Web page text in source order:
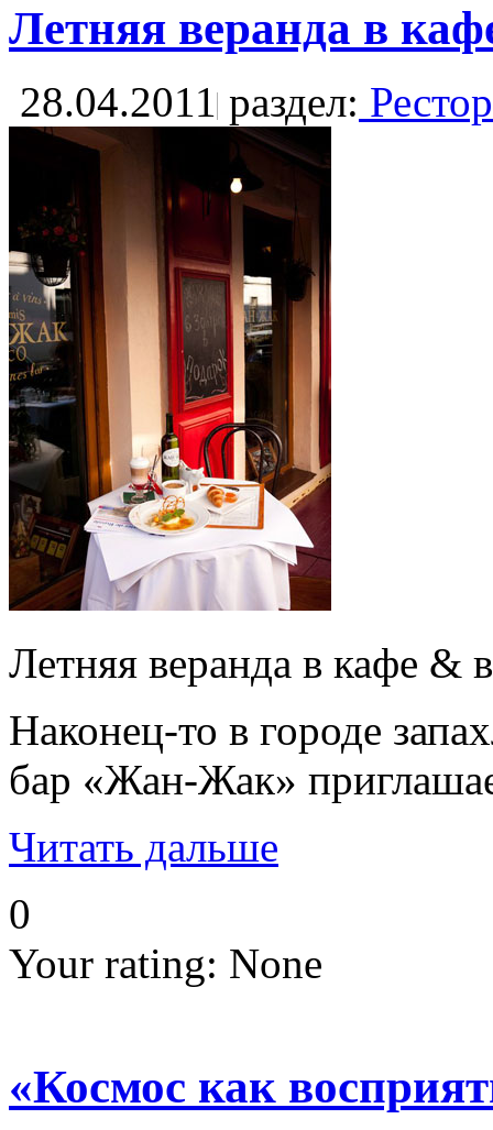
Летняя веранда в
28.04.2011 раздел:
Летняя веранда в кафе
Наконец-то в городе
бар «Жан-Жак»
Читать дальше
0
Your rating: None
«Космос как